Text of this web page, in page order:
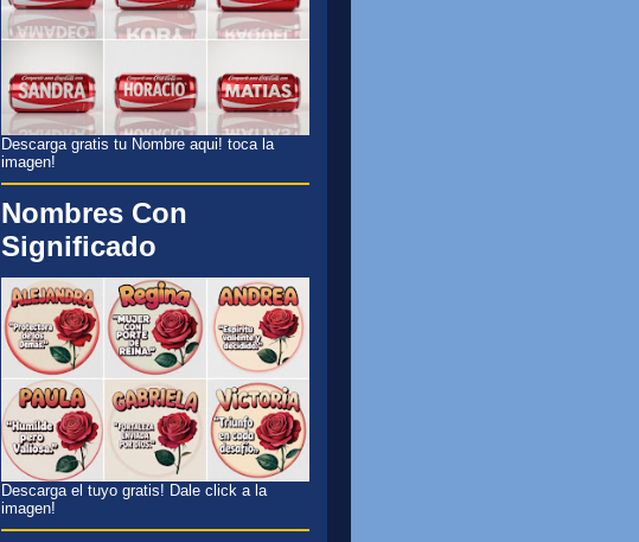
Descarga gratis tu Nombre aqui! toca la
imagen!
Nombres Con
Significado
Descarga el tuyo gratis! Dale click a la
imagen!